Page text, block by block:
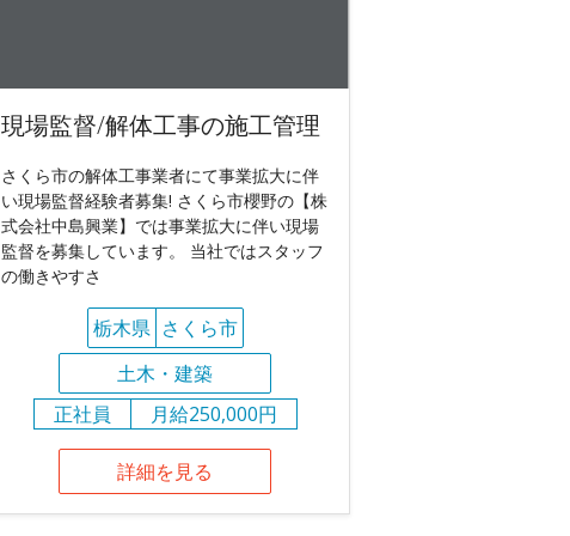
現場監督/解体工事の施工管理
さくら市の解体工事業者にて事業拡大に伴
い現場監督経験者募集! さくら市櫻野の【株
式会社中島興業】では事業拡大に伴い現場
監督を募集しています。 当社ではスタッフ
の働きやすさ
栃木県 さくら市
土木・建築
正社員
月給250,000円
詳細を見る